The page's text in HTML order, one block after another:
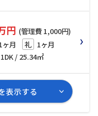
円 (管理費 1,000円)
ヶ月 礼 1ヶ月
/ 25.34㎡
表示する